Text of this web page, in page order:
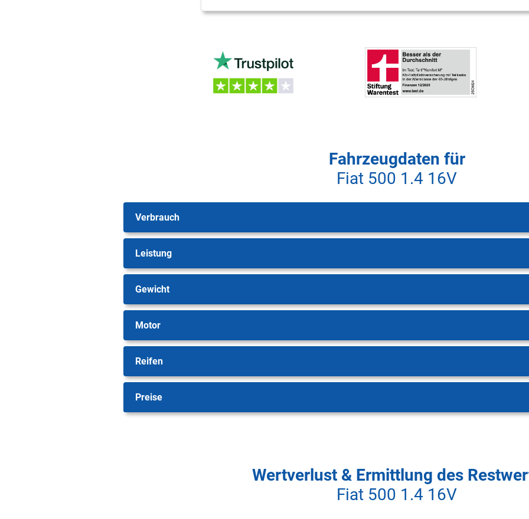
Fahrzeugdaten für
Fiat 500 1.4 16V
Verbrauch
Leistung
Gewicht
Motor
Reifen
Preise
Wertverlust & Ermittlung des
Fiat 500 1.4 16V